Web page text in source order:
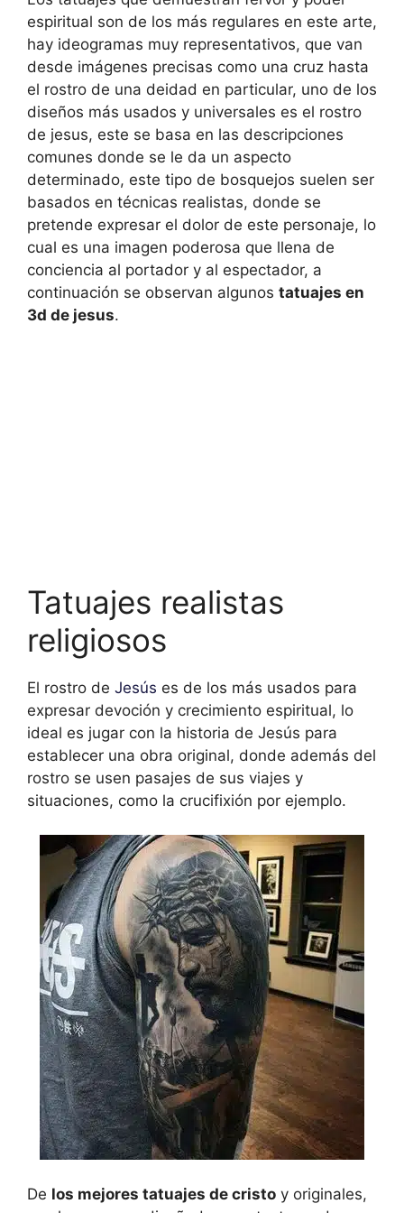
espiritual son de los más regulares en este arte,
hay ideogramas muy representativos, que van
desde imágenes precisas como una cruz hasta
el rostro de una deidad en particular, uno de los
diseños más usados y universales es el rostro
de jesus, este se basa en las descripciones
comunes donde se le da un aspecto
determinado, este tipo de bosquejos suelen ser
basados en técnicas realistas, donde se
pretende expresar el dolor de este personaje, lo
cual es una imagen poderosa que llena de
conciencia al portador y al espectador, a
continuación se observan algunos tatuajes en
3d de jesus.
Tatuajes realistas
religiosos
El rostro de Jesús es de los más usados para
expresar devoción y crecimiento espiritual, lo
ideal es jugar con la historia de Jesús para
establecer una obra original, donde además del
rostro se usen pasajes de sus viajes y
situaciones, como la crucifixión por ejemplo.
De los mejores tatuajes de cristo y originales,